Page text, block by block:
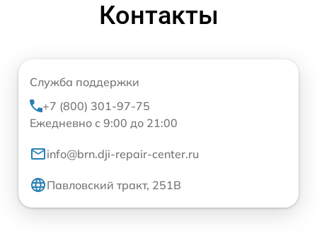
Контакты
Служба поддержки
+7 (800) 301-97-75
Ежедневно с 9:00 до 21:00
info@brn.dji-repair-center.ru
Павловский тракт, 251В